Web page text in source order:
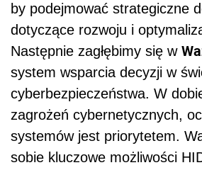
by podejmować strategiczne
dotyczące rozwoju i
Następnie zagłębimy się w
system wsparcia decyzji w
cyberbezpieczeństwa. W
zagrożeń cybernetycznych,
systemów jest priorytetem.
sobie kluczowe możliwości